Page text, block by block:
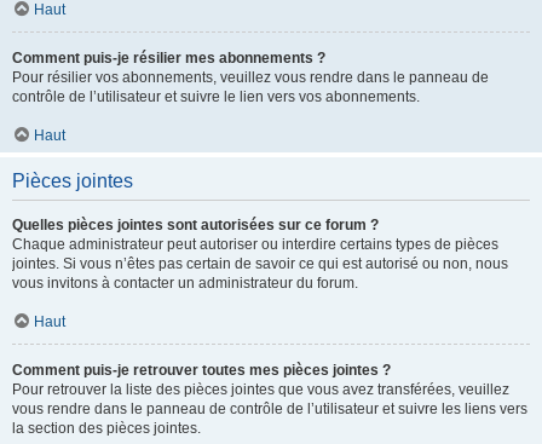
Haut
Comment puis-je résilier mes abonnements ?
Pour résilier vos abonnements, veuillez vous rendre dans le panneau de
contrôle de l’utilisateur et suivre le lien vers vos abonnements.
Haut
Pièces jointes
Quelles pièces jointes sont autorisées sur ce forum ?
Chaque administrateur peut autoriser ou interdire certains types de pièces
jointes. Si vous n’êtes pas certain de savoir ce qui est autorisé ou non, nous
vous invitons à contacter un administrateur du forum.
Haut
Comment puis-je retrouver toutes mes pièces jointes ?
Pour retrouver la liste des pièces jointes que vous avez transférées, veuillez
vous rendre dans le panneau de contrôle de l’utilisateur et suivre les liens vers
la section des pièces jointes.